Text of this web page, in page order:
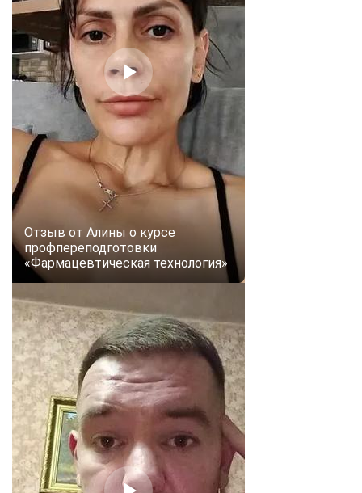
Отзыв от Алины о курсе
профпереподготовки
«Фармацевтическая технология»
ChatApp
online
Мессенджеры